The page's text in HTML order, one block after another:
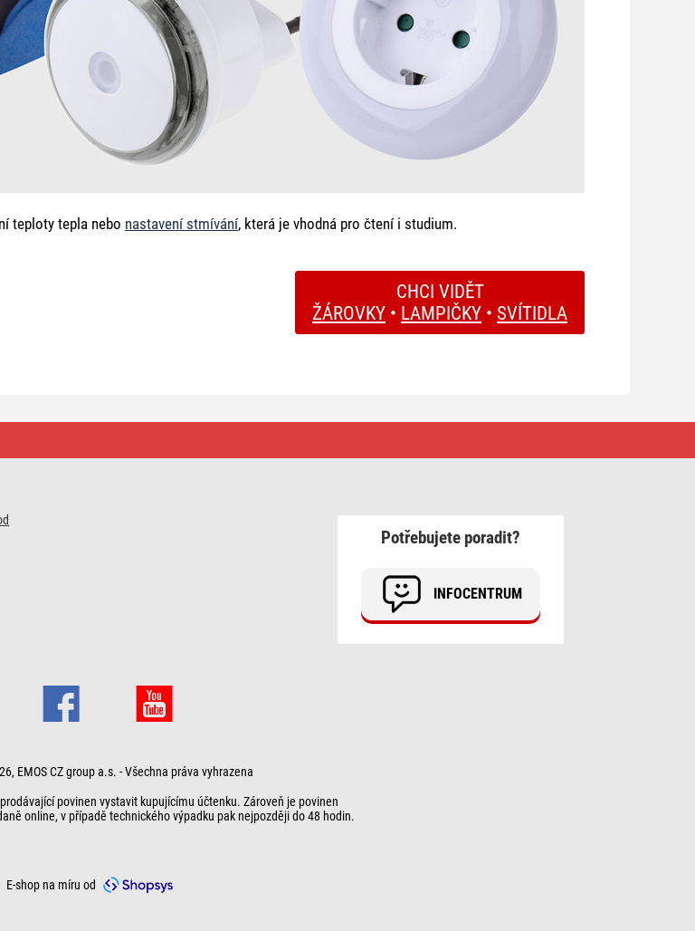
teploty tepla nebo nastavení stmívání, která je vhodná pro čtení i studium.
CHCI VIDĚT
ŽÁROVKY • LAMPIČKY • SVÍTIDLA
Potřebujete poradit?
INFOCENTRUM
EMOS CZ group a.s. - Všechna práva vyhrazena
povinen vystavit kupujícímu účtenku. Zároveň je povinen
online, v případě technického výpadku pak nejpozději do 48 hodin.
E-shop na míru od